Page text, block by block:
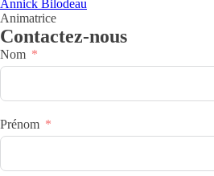
Annick Bilodeau
Animatrice
Contactez-nous
Nom
Prénom